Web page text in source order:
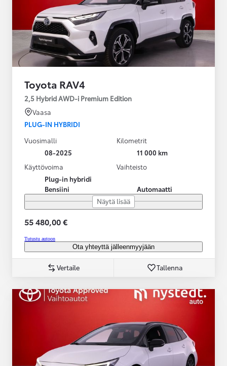
Toyota RAV4
2,5 Hybrid AWD-i Premium Edition
Vaasa
PLUG-IN HYBRIDI
Vuosimalli
08-2025
Kilometrit
11 000 km
Käyttövoima
Plug-in hybridi
Bensiini
Vaihteisto
Automaatti
Näytä lisää
55 480,00 €
Tutustu autoon
Ota yhteyttä jälleenmyyjään
Vertaile Tallenna